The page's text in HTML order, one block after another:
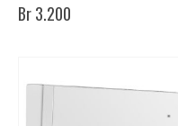
Br3.200